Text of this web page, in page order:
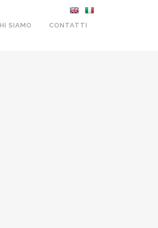
SIAMO CONTATTI